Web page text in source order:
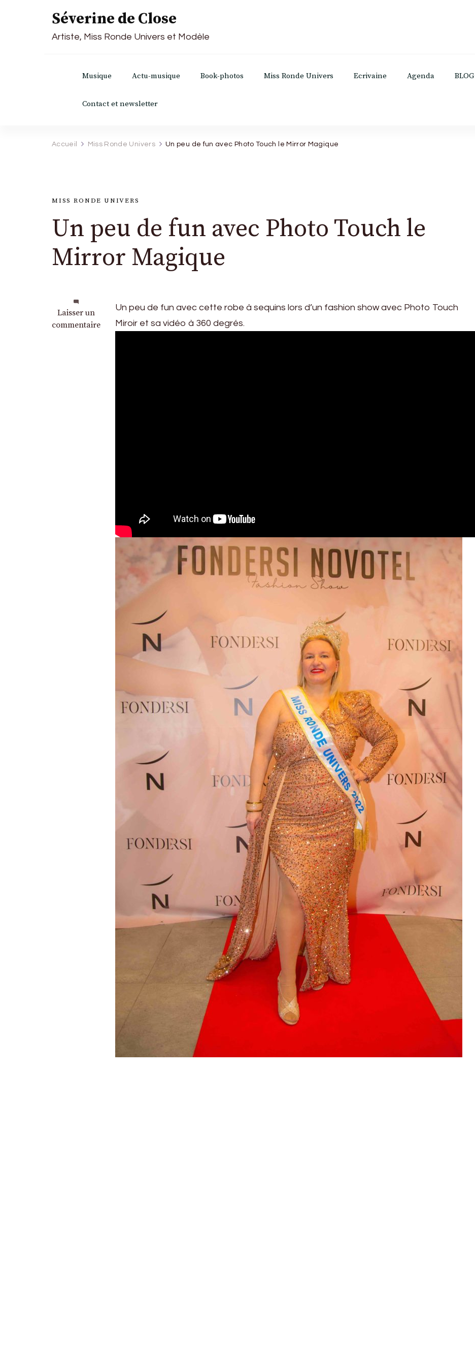
Séverine de Close
Artiste, Miss Ronde Univers et Modèle
Musique Actu-musique Book-photos Miss Ronde Univers Ecrivaine Agenda BLOG
Contact et newsletter
Accueil Miss Ronde Univers Un peu de fun avec Photo Touch le Mirror Magique
MISS RONDE UNIVERS
Un peu de fun avec Photo Touch le
Mirror Magique
Laisser un
commentaire
sur
Un
Un peu de fun avec cette robe à sequins lors d’un fashion show avec Photo Touch
Miroir et sa vidéo à 360 degrés.